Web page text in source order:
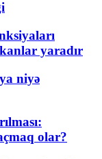
yaradır
niyə
olar?